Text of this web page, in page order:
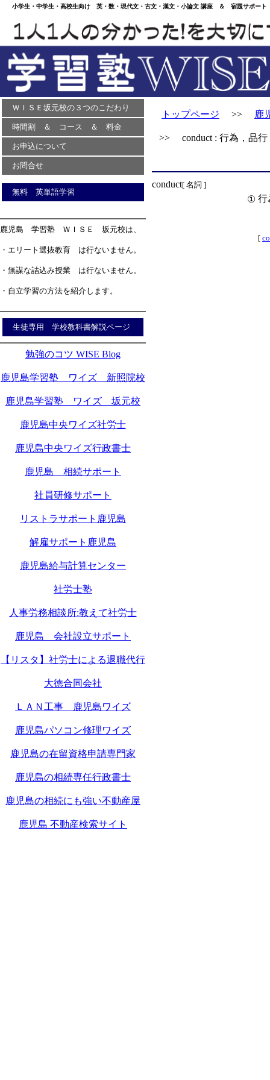
小学生・中学生・高校生向け 英・数・現代文・古文・漢文・小論文 講座 ＆ 宿題サポー
ＷＩＳＥ坂元校の３つのこだわり
時間割 ＆ コース ＆ 料金
お申込について
お問合せ
無料 英単語学習
鹿児島 学習塾 ＷＩＳＥ 坂元校は、
・エリート選抜教育 は行ないません。
・無謀な詰込み授業 は行ないません。
・自立学習の方法を紹介します。
生徒専用 学校教科書解説ページ
勉強のコツ WISE Blog
鹿児島学習塾 ワイズ 新照院校
鹿児島学習塾 ワイズ 坂元校
鹿児島中央ワイズ社労士
鹿児島中央ワイズ行政書士
鹿児島 相続サポート
社員研修サポート
リストラサポート鹿児島
解雇サポート鹿児島
鹿児島給与計算センター
社労士塾
人事労務相談所:教えて社労士
鹿児島 会社設立サポート
【リスタ】社労士による退職代行
大徳合同会社
ＬＡＮ工事 鹿児島ワイズ
鹿児島パソコン修理ワイズ
鹿児島の在留資格申請専門家
鹿児島の相続専任行政書士
鹿児島の相続にも強い不動産屋
鹿児島 不動産検索サイト
トップページ >> 鹿
>> conduct : 行為，品行
conduct[ 名詞 ]
① 行
[